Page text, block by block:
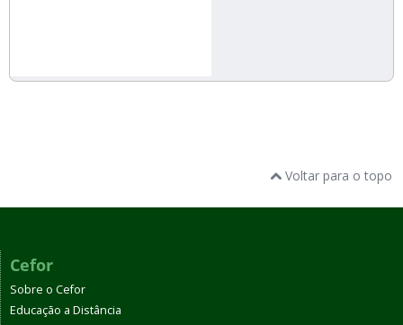
Voltar para o topo
Cefor
Sobre o Cefor
Educação a Distância